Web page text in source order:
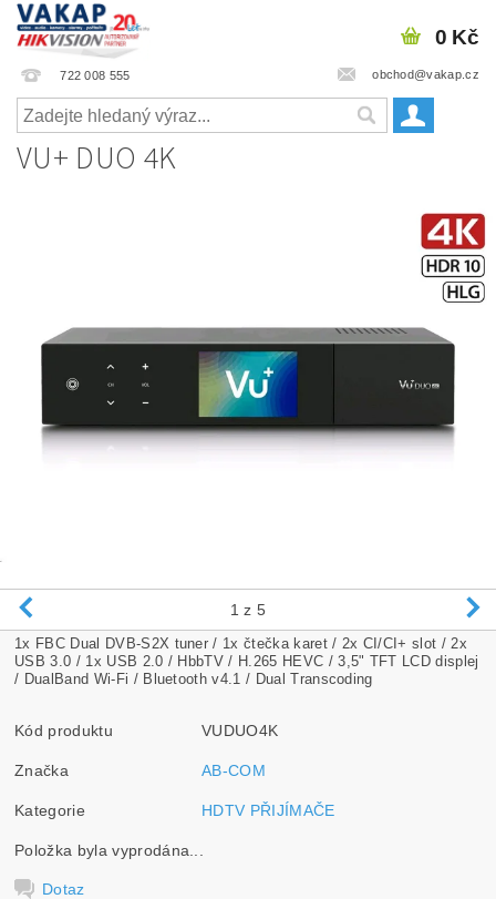
722 008 555 obchod@vakap.cz
0 Kč
VU+ DUO 4K
1 z 5
1x FBC Dual DVB-S2X tuner / 1x čtečka karet / 2x CI/CI+ slot / 2x
USB 3.0 / 1x USB 2.0 / HbbTV / H.265 HEVC / 3,5" TFT LCD displej
/ DualBand Wi-Fi / Bluetooth v4.1 / Dual Transcoding
Kód produktu VUDUO4K
Značka AB-COM
Kategorie HDTV PŘIJÍMAČE
Položka byla vyprodána...
Dotaz